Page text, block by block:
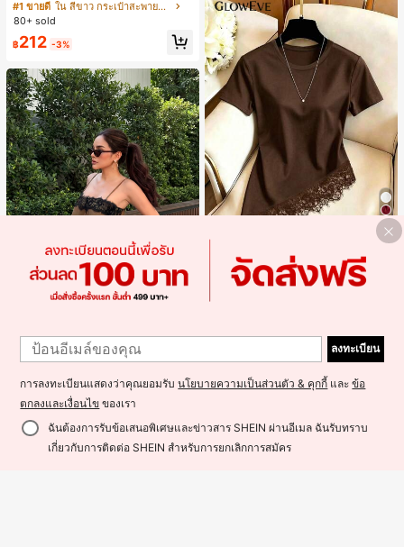
ม่ ตกแต่งด้วยเข็มขัด เหมาะสำหรับงาน
ปาร์ตี้ การรวมตัว การออกไปข้างนอก ก
ประจำวัน สามารถเก็บเหรียญ โทรศัพท์
านออฟฟิศ นักศึกษามหาวิทยาลัย และ
พนักงานออฟฟิศ กระเป๋าผู้หญิงที่หรูหรา
#1 ขายดี
ใน สีขาว กระเป๋าสะพายผู้หญิง
80+ sold
฿212 -3%
เสื้อสายเดี่ยวผู้หญิงผ้าซาตินแต่งลูกไม้
- เสื้อสายเดี่ยวฤดูร้อนสีคากีมีรอยผ่าด้า
นข้างที่น่าดึงดูดแบบสบายๆ
ลูกค้ากลับมาซื้อซ้ำ!
#1 ขายดี
#1 ขายดี
#1 ขายดี
ใน สีกากี เสื้อสตรี เสื้อเบลาส์ & Tee
ลูกค้ากลับมาซื้อซ้ำ!
1.6k+ sold
169
4
GlowEve เสื้อยืดแขนสั้นคอกลมสีพื้นลำ
ลองอเนกประสงค์สำหรับผู้หญิง
#3 ขายดี
70+ sold
1
ลงทะเบียน
การลงทะเบียนแสดงว่าคุณยอมรับนโยบายความเป็นส่วนตัว & คุกกี้ และข้อ
ตกลงและเงื่อนไข ของเรา
ฉันต้องการรับข้อเสนอพิเศษและข่าวสาร SHEIN ผ่านอีเมล ฉันรับทราบ
เกี่ยวกับการติดต่อ SHEIN สำหรับการยกเลิกการสมัคร